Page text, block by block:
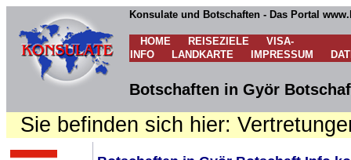
Konsulate und Botschaften - Das Portal
HOME REISEZIELE
VISA-
INFO
LANDKARTE IMPRESSUM
Botschaften in Györ
Sie befinden sich hier: